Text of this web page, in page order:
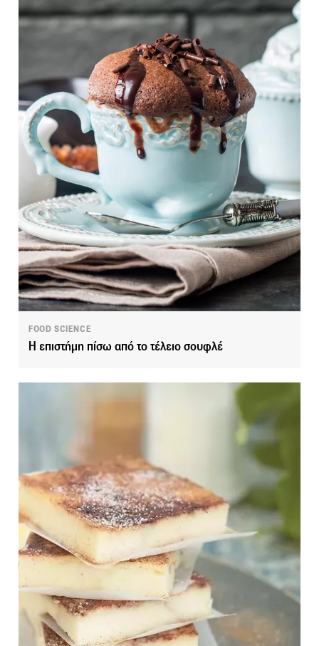
FOOD SCIENCE
Η επιστήμη πίσω από το τέλειο σουφλέ